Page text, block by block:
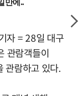
자 = 28일 대구
관람객들이
관람하고 있다.